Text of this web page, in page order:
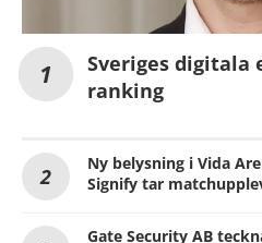
Sveriges digitala
ranking
Ny belysning i Vida
Signify tar
Gate Security AB